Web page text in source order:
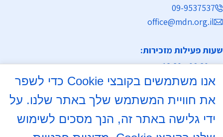
09-9537537
office@mdn.org.il
שעות פעילות מזכירות:
א-ה 08:30 - 12:30
א, ד 16:00- 18:00
אנו משתמשים בקובצי Cookie כדי לשפר
את חוויית המשתמש שלך באתר שלנו. על
ידי גלישה באתר זה, הנך מסכים לשימוש